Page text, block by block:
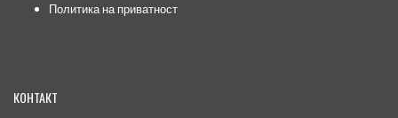
Политика на приватност
КОНТАКТ